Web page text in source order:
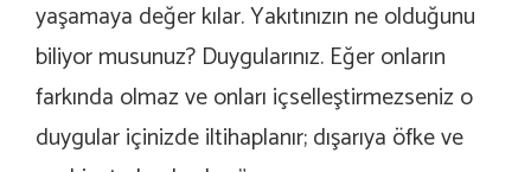
yaşamaya değer kılar. Yakıtınızın ne olduğunu
biliyor musunuz? Duygularınız. Eğer onların
farkında olmaz ve onları içselleştirmezseniz o
duygular içinizde iltihaplanır; dışarıya öfke ve